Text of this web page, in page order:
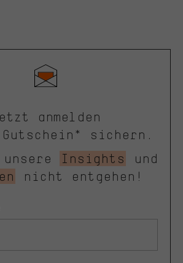
anmelden
sichern.
Insights
und
nicht entgehen!